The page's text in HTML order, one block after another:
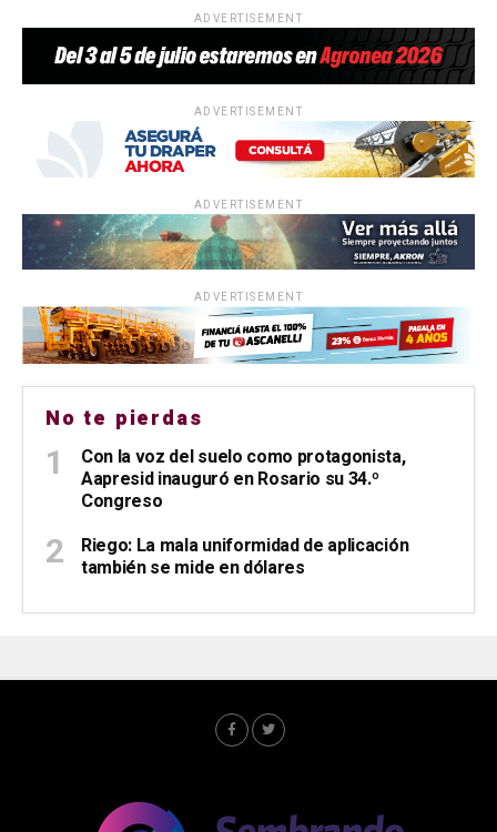
ADVERTISEMENT
ADVERTISEMENT
ADVERTISEMENT
ADVERTISEMENT
No te pierdas
Con la voz del suelo como protagonista,
Aapresid inauguró en Rosario su 34.º
Congreso
Riego: La mala uniformidad de aplicación
también se mide en dólares